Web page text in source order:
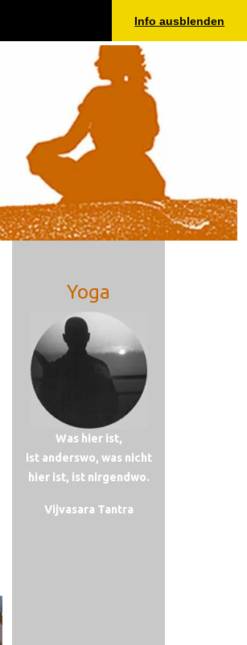
Info ausblenden
Datenschutz
Yoga
Was hier ist,
ist anderswo, was nicht
hier ist, ist nirgendwo.
Vijvasara Tantra